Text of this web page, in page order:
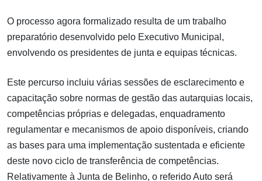
O processo agora formalizado resulta de um trabalho
preparatório desenvolvido pelo Executivo Municipal,
envolvendo os presidentes de junta e equipas técnicas.
Este percurso incluiu várias sessões de esclarecimento e
capacitação sobre normas de gestão das autarquias locais,
competências próprias e delegadas, enquadramento
regulamentar e mecanismos de apoio disponíveis, criando
as bases para uma implementação sustentada e eficiente
deste novo ciclo de transferência de competências.
Relativamente à Junta de Belinho, o referido Auto será